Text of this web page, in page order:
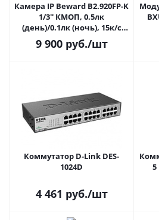
Камера IP Beward B2.920FP-K
1/3'' КМОП, 0.5лк
(день)/0.1лк (ночь), 15к/с
1600х1200, объектив
BM02812AIR, в термокожухе
9 900руб./шт
Коммутатор D-Link DES-
1024D
4 461 руб./шт